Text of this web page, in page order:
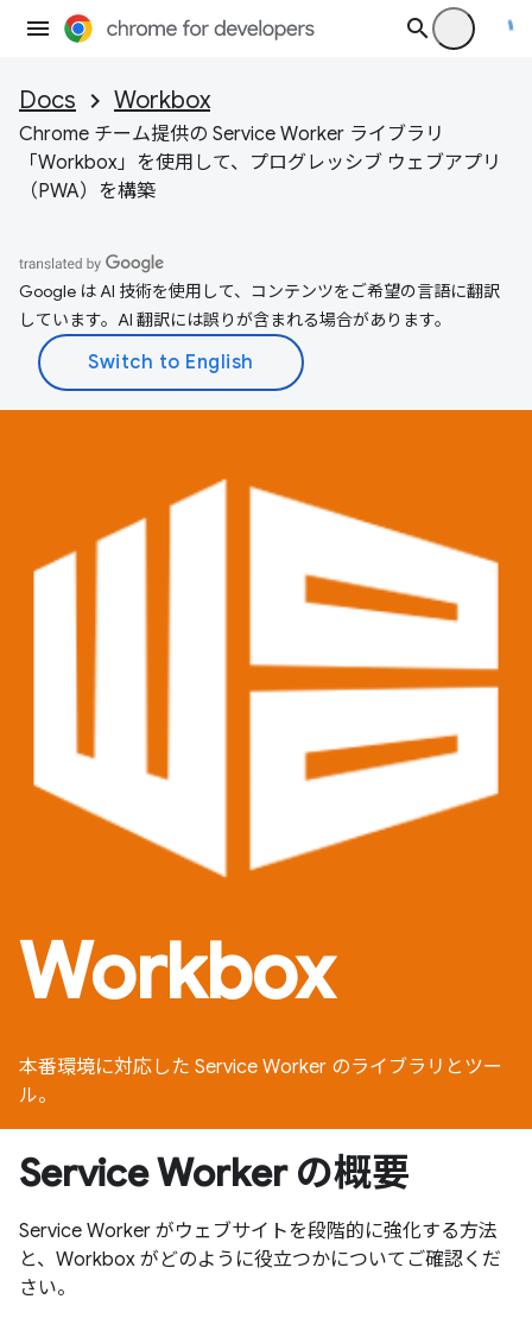
Docs Workbox
Chrome チーム提供の Service Worker ライブラリ
「Workbox」を使用して、プログレッシブ ウェブアプリ
（PWA）を構築
Google は AI 技術を使用して、コンテンツをご希望の言語に翻訳
しています。AI 翻訳には誤りが含まれる場合があります。
Workbox
本番環境に対応した Service Worker のライブラリとツー
ル。
Service Worker の概要
Service Worker がウェブサイトを段階的に強化する方法
と、Workbox がどのように役立つかについてご確認くだ
さい。